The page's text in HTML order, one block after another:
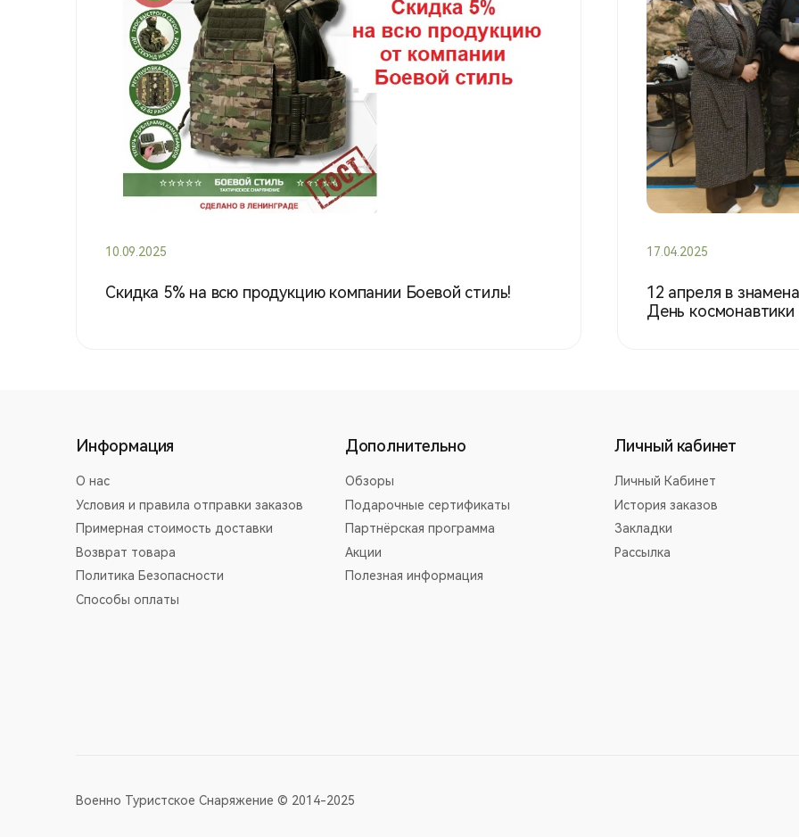
10.09.2025
Скидка 5% на всю продукцию компании Боевой стиль!
17.04.2025
12 апреля в
День космонавтики
Информация
О нас
Условия и правила отправки заказов
Примерная стоимость доставки
Возврат товара
Политика Безопасности
Способы оплаты
Дополнительно
Обзоры
Подарочные сертификаты
Партнёрская программа
Акции
Полезная информация
Личный кабинет
Личный Кабинет
История заказов
Закладки
Рассылка
Военно Туристское Снаряжение © 2014-2025